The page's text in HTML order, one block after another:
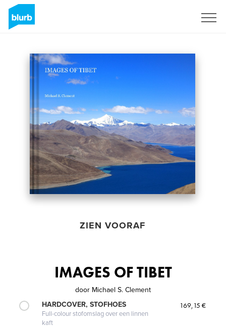
ZIEN VOORAF
IMAGES OF TIBET
door Michael S. Clement
HARDCOVER, STOFHOES
Full-colour stofomslag over een linnen
kaft
169,15 €